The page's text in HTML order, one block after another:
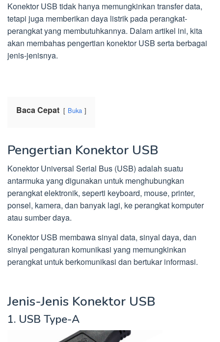
Konektor USB tidak hanya memungkinkan transfer data,
tetapi juga memberikan daya listrik pada perangkat-
perangkat yang membutuhkannya. Dalam artikel ini, kita
akan membahas pengertian konektor USB serta berbagai
jenis-jenisnya.
Baca Cepat Buka
Pengertian Konektor USB
Konektor Universal Serial Bus (USB) adalah suatu
antarmuka yang digunakan untuk menghubungkan
perangkat elektronik, seperti keyboard, mouse, printer,
ponsel, kamera, dan banyak lagi, ke perangkat komputer
atau sumber daya.
Konektor USB membawa sinyal data, sinyal daya, dan
sinyal pengaturan komunikasi yang memungkinkan
perangkat untuk berkomunikasi dan bertukar informasi.
Jenis-Jenis Konektor USB
1. USB Type-A